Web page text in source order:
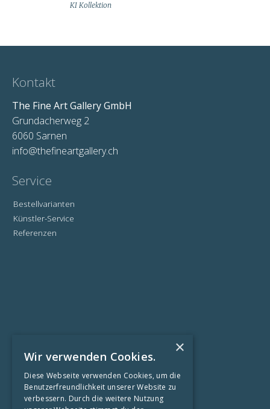
KI Kollektion
Kontakt
The Fine Art Gallery GmbH
Grundacherweg 2
6060 Sarnen
info@thefineartgallery.ch
Service
Bestellvarianten
Künstler-Service
Referenzen
Kontaktformular
Impressum
×
Wir verwenden Cookies.
Diese Webseite verwenden Cookies, um die
Benutzerfreundlichkeit unserer Website zu
verbessern. Durch die weitere Nutzung